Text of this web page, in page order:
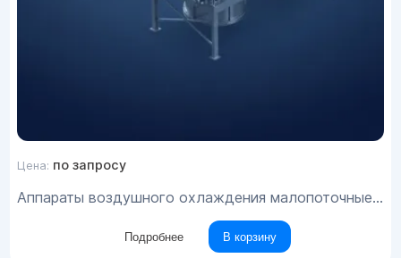
Цена: по запросу
Аппараты воздушного охлаждения малопоточные типа ABM
Подробнее В корзину